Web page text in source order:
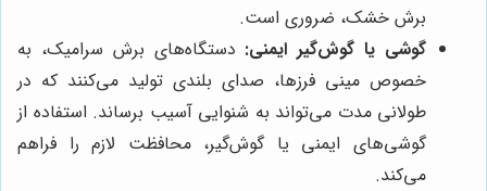
برش خشک، ضروری است.
گوشی یا گوش‌گیر ایمنی: دستگاه‌های برش سرامیک، به
خصوص مینی فرزها، صدای بلندی تولید می‌کنند که در
طولانی مدت می‌تواند به شنوایی آسیب برساند. استفاده از
گوشی‌های ایمنی یا گوش‌گیر، محافظت لازم را فراهم
می‌کند.